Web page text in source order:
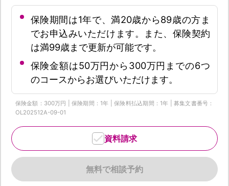
保険期間は1年で、満20歳から89歳の方ま
でお申込みいただけます。また、保険契約
は満99歳まで更新が可能です。
保険金額は50万円から300万円までの6つ
のコースからお選びいただけます。
保険金額：300万円 | 保険期間：1年 | 保険料払込期間：1年 | 募集文書番号：
OL202512A-09-01
無料で相談予約
資料請求